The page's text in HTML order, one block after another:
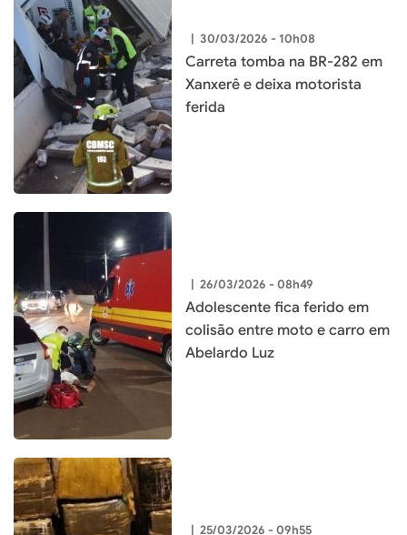
| 30/03/2026 - 10h08
Carreta tomba na BR-282 em
Xanxerê e deixa motorista
ferida
| 26/03/2026 - 08h49
Adolescente fica ferido em
colisão entre moto e carro em
Abelardo Luz
| 25/03/2026 - 09h55